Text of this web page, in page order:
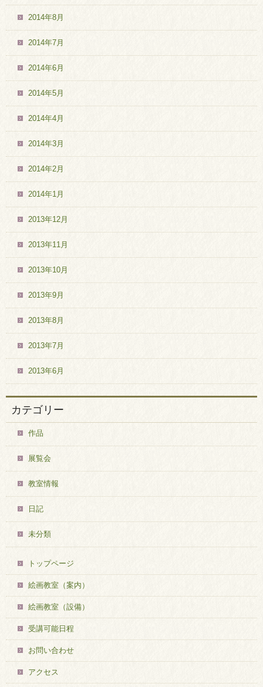
2014年8月
2014年7月
2014年6月
2014年5月
2014年4月
2014年3月
2014年2月
2014年1月
2013年12月
2013年11月
2013年10月
2013年9月
2013年8月
2013年7月
2013年6月
カテゴリー
作品
展覧会
教室情報
日記
未分類
トップページ
絵画教室（案内）
絵画教室（設備）
受講可能日程
お問い合わせ
アクセス